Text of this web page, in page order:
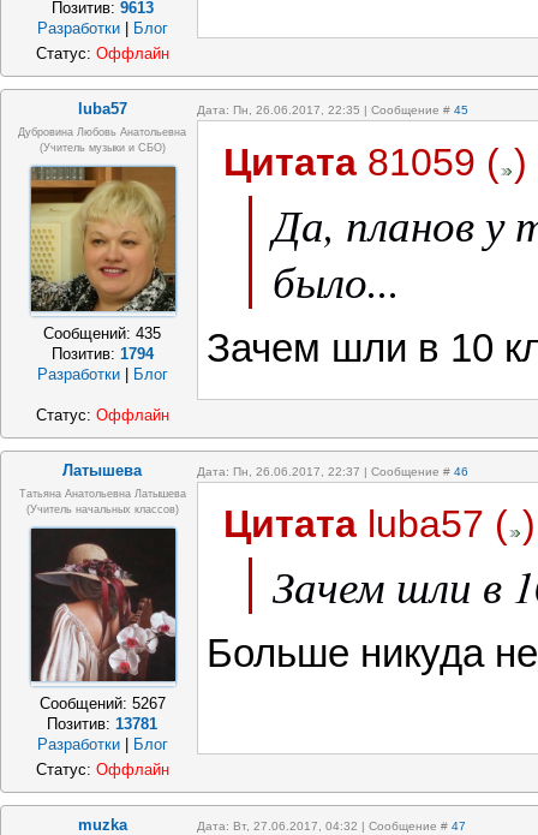
Позитив: 9613
Разработки
Блог
Статус: Оффлайн
luba57 Дата: Пн, 26.06.2017, 22:35 | Сообщение # 45
Дубровина Любовь Анатольевна
(учитель музыки и СБО)
Сообщений:435
Позитив: 1794
Разработки
Блог
Цитата 81059 ( )
Да, планов у
было...
Зачем шли в 10
Статус: Оффлайн
Латышева Дата: Пн, 26.06.2017, 22:37 | Сообщение # 46
Татьяна Анатольевна Латышева
(учитель начальных классов)
Сообщений: 5267
Позитив:13781
Разработки
Блог
Цитата luba57 ( )
Зачем шли в
Больше никуда
Статус: Оффлайн
muzka Дата: Вт, 27.06.2017, 04:32 | Сообщение # 47